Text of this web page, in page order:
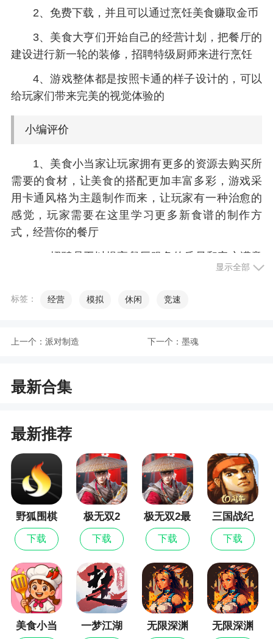
2、免费下载，并且可以通过烹饪美食赚取金币
3、美食大亨们开始自己的经营计划，把餐厅的
建设进行新一轮的装修，招聘特级厨师来进行烹饪
4、游戏整体都是按照卡通的样子设计的，可以
给玩家们带来完美的视觉体验的
小编评价
1、美食小当家让玩家拥有更多的资源去购买所
需要的食材，让美食的搭配更加丰富多彩，游戏采
用卡通风格为主题制作而来，让玩家有一种治愈的
感觉，玩家需要在这里学习更多新食谱的制作方
式，经营你的餐厅
2、招聘员工以提高餐厅服务的质量和客户满意
度是您的追求，从而释放更多不同的游戏玩法
更新日志
8月1日，静谧瑞士第三间餐厅-湖光城堡餐厅盛
- 在风景秀丽的小镇，伴着湖光山色，享受美食
- 为慕名而来的顾客们准备波伦塔、蓝纹奶酪冷
盘、酥皮挞等特色美食，一同享受味觉盛宴！
巧克力工坊赛季将于8月1日上线！
- 和呆萌可爱的全新特殊顾客 - 小熊可可一起，
找寻工坊里的宝藏，还有钻石道具、限定头像和头
像框等超值奖励！
- 超值赛季特惠礼包上架，优惠不容错过！
更佳游戏体验：
- 优化游戏性能及部分界面逻辑，让您轻松烹
饪，更好地享受美食带来的乐趣！
显示全部
标签： 经营 模拟 休闲 竞速
上一个： 派对制造 下一个： 墨魂
最新合集
最新推荐
野狐围棋
下载
极无双2
下载
极无双2最
新版
下载
三国战纪
下载
美食小当
一梦江湖 无限深渊
无限深渊